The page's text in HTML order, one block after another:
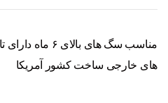
های خارجی ساخت کشور آمریکا